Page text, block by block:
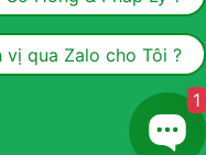
vị qua Zalo cho Tôi ?
1